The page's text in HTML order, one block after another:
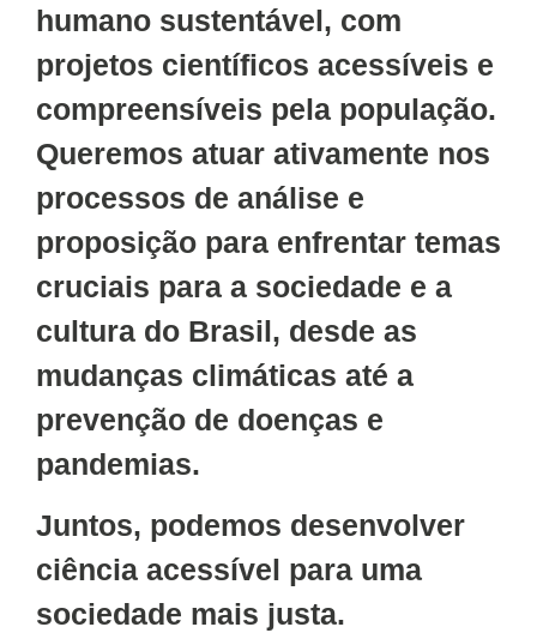
humano sustentável, com
projetos científicos acessíveis e
compreensíveis pela população.
Queremos atuar ativamente nos
processos de análise e
proposição para enfrentar temas
cruciais para a sociedade e a
cultura do Brasil, desde as
mudanças climáticas até a
prevenção de doenças e
pandemias.
Juntos, podemos desenvolver
ciência acessível para uma
sociedade mais justa.